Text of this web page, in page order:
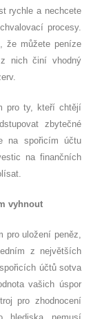
rychle a nechcete
procesy.
že můžete peníze
nich činí vhodný
pro ty, kteří chtějí
zbytečné
na spořicím účtu
na finančních
vyhnout
pro uložení peněz,
z největších
účtů sotva
vašich úspor
pro zhodnocení